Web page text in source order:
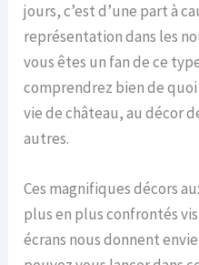
jours, c’est d’une part à
représentation dans les
vous êtes un fan de ce
comprendrez bien de quoi
vie de château, au décor
autres.
Ces magnifiques décors
plus en plus confrontés
écrans nous donnent